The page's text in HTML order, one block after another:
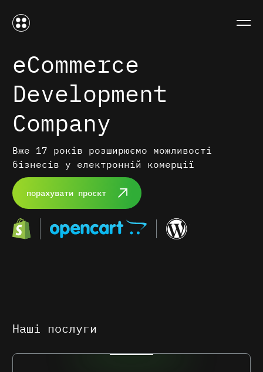
eCommerce
Development
Company
Вже 17 років розширюємо можливості
бізнесів у електронній комерції
порахувати проєкт
Наші послуги